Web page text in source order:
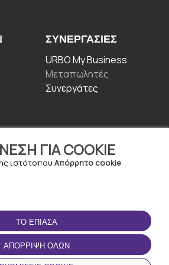
ΓΙΑ COOKIE
ιστότοπου Απόρρητο cookie
ΤΟ ΈΠΙΑΣΑ
ΑΠΌΡΡΙΨΗ ΌΛΩΝ
ΣΥΝΕΡΓΑΣΊΕΣ
URBO My Business
Μεταπωλητές
Συνεργάτες
ΚΑΤΕΒΆΣΤΕ ΤΗΝ
ΕΦΑΡΜΟΓΉ